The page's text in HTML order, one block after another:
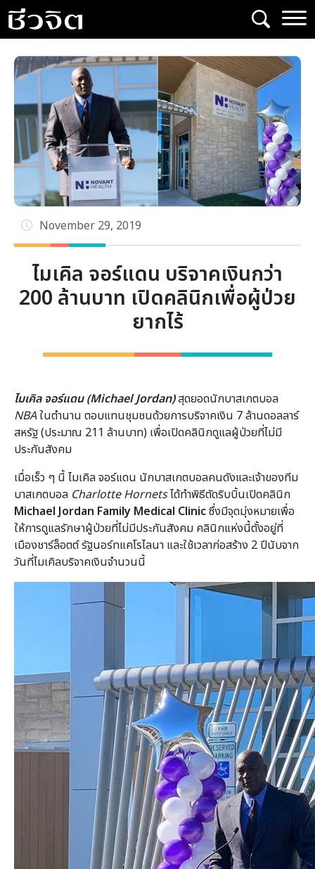
Skip
to
content
November 29, 2019
ไมเคิล จอร์แดน บริจาคเงินกว่า
200 ล้านบาท เปิดคลินิกเพื่อผู้ป่วย
ยากไร้
ไมเคิล จอร์แดน (Michael Jordan)สุดยอดนักบาสเกตบอล
NBAในตำนาน ตอบแทนชุมชนด้วยการบริจาคเงิน 7 ล้านดอลลาร์
สหรัฐ (ประมาณ 211 ล้านบาท) เพื่อเปิดคลินิกดูแลผู้ป่วยที่ไม่มี
ประกันสังคม
เมื่อเร็ว ๆ นี้ ไมเคิล จอร์แดน นักบาสเกตบอลคนดังและเจ้าของทีม
บาสเกตบอล Charlotte Hornetsได้ทำพิธีตัดริบบิ้นเปิดคลินิก
Michael Jordan Family Medical Clinicซึ่งมีจุดมุ่งหมายเพื่อ
ให้การดูแลรักษาผู้ป่วยที่ไม่มีประกันสังคม คลินิกแห่งนี้ตั้งอยู่ที่
เมืองชาร์ล็อตต์ รัฐนอร์ทแคโรไลนา และใช้เวลาก่อสร้าง 2 ปีนับจาก
วันที่ไมเคิลบริจาคเงินจำนวนนี้